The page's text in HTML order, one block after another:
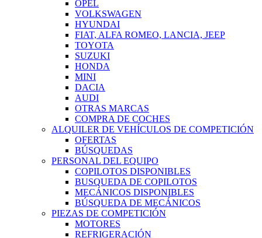
OPEL
VOLKSWAGEN
HYUNDAI
FIAT, ALFA ROMEO, LANCIA, JEEP
TOYOTA
SUZUKI
HONDA
MINI
DACIA
AUDI
OTRAS MARCAS
COMPRA DE COCHES
ALQUILER DE VEHÍCULOS DE COMPETICIÓN
OFERTAS
BÚSQUEDAS
PERSONAL DEL EQUIPO
COPILOTOS DISPONIBLES
BUSQUEDA DE COPILOTOS
MECÁNICOS DISPONIBLES
BÚSQUEDA DE MECÁNICOS
PIEZAS DE COMPETICIÓN
MOTORES
REFRIGERACIÓN